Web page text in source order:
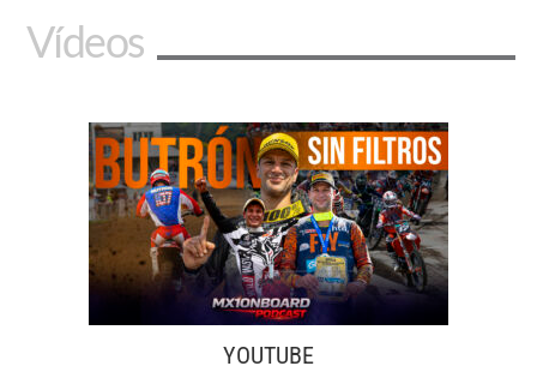
Vídeos
YOUTUBE